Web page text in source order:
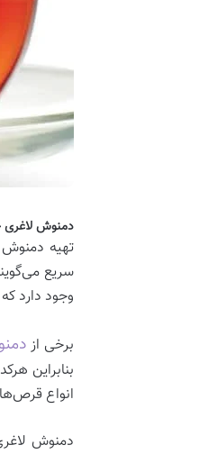
دمنوش لاغری
تهیه
سریع
وجود دارد
برخی از
بنابراین
انواع
دمنوش